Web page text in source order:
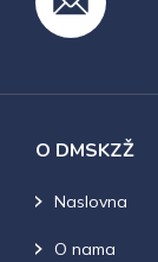
O DMSKZŽ
Naslovna
O nama